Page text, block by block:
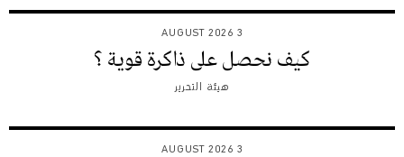
3 AUGUST 2026
كيف نحصل على ذاكرة قوية ؟
هيئة التحرير
3 AUGUST 2026